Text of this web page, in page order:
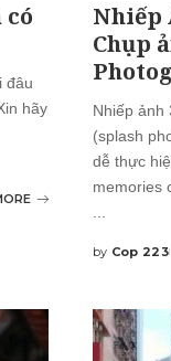
có
đâu
hãy
Nhiếp
Chụp
Nhiếp ảnh
(splash
dễ thực
memories
...
Posted
by Cop 223